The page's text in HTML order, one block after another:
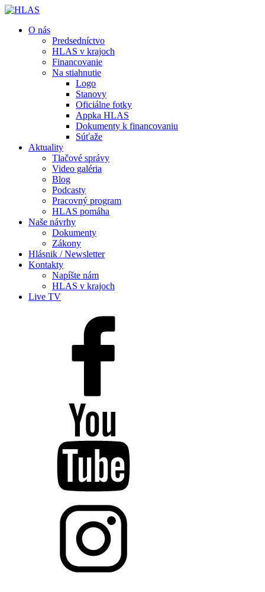
O nás
Predsedníctvo
HLAS v krajoch
Financovanie
Na stiahnutie
Logo
Stanovy
Oficiálne fotky
Appka HLAS
Dokumenty k financovaniu
Súťaže
Aktuality
Tlačové správy
Video galéria
Blog
Podcasty
Pracovný program
HLAS pomáha
Naše návrhy
Dokumenty
Zákony
Hlásnik / Newsletter
Kontakty
Napíšte nám
HLAS v krajoch
Live TV